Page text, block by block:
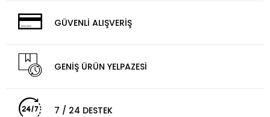
GÜVENLİ ALIŞVERİŞ
GENİŞ ÜRÜN YELPAZESİ
7 / 24 DESTEK